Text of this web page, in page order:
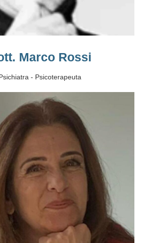
Marco Rossi
- Psicoterapeuta